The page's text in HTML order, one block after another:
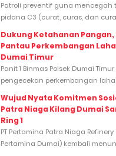
Patroli preventif guna mencegah
pidana C3 (curat, curas, dan
Dukung Ketahanan Pangan,
Pantau Perkembangan
Dumai Timur
Panit 1 Binmas Polsek Dumai
pengecekan perkembangan
Wujud Nyata Komitmen
Patra Niaga Kilang Dumai
Ring 1
PT Pertamina Patra Niaga
Pertamina Dumai) kembali